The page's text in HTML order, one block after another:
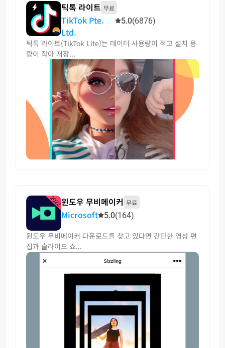
틱톡 라이트 무료
TikTok Pte.
Ltd.
5.0(6876)
틱톡 라이트(TikTok Lite)는 데이터 사용량이 적고 설치 용
량이 작아 저장...
윈도우 무비메이커 무료
Microsoft 5.0(164)
윈도우 무비메이커 다운로드를 찾고 있다면 간단한 영상 편
집과 슬라이드 쇼...